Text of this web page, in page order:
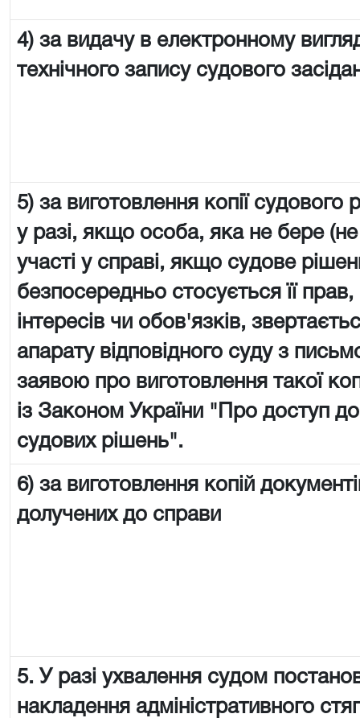
4) за видачу в електронному
технічного запису судового
5) за виготовлення копії судового
у разі, якщо особа, яка не бере
участі у справі, якщо судове
безпосередньо стосується її
інтересів чи обов'язків,
апарату відповідного суду з
заявою про виготовлення такої
із Законом України "Про доступ до
судових рішень".
6) за виготовлення копій
долучених до справи
5. У разі ухвалення судом
накладення адміністративного